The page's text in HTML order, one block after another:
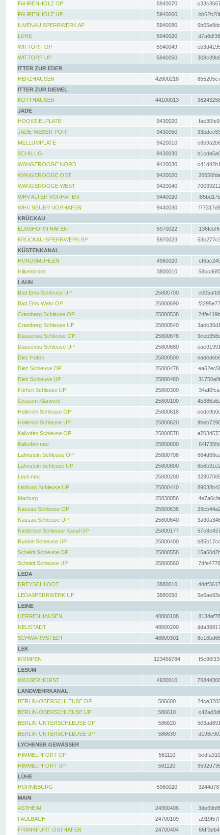
FAHRENHOLZ OP
5940070
FAHRENHOLZ UP
5940060
ILMENAU SPERRWERK AP
5940080
LÜNE
5940020
WITTORF OP
5940049
WITTORF UP
5940050
ITTER ZUR EDER
HERZHAUSEN
42800218
ITTER ZUR DIEMEL
KOTTHAUSEN
44100013
JADE
HOOKSIELPLATE
9430020
JADE-WESER-PORT
9430050
MELLUMPLATE
9420010
SCHILLIG
9430030
WANGEROOGE NORD
9420030
WANGEROOGE OST
9420020
WANGEROOGE WEST
9420040
WHV ALTER VORHAFEN
9440020
WHV NEUER VORHAFEN
9440030
KRÜCKAU
ELMSHORN HAFEN
5970022
KRÜCKAU-SPERRWERK BP
5970023
KÜSTENKANAL
HUNDSMÜHLEN
4960020
Hilkenbrook
3800010
LAHN
Bad Ems Schleuse UP
25800700
Bad Ems Wehr OP
25800690
Cramberg Schleuse OP
25800538
Cramberg Schleuse UP
25800540
Dausenau Schleuse OP
25800678
Dausenau Schleuse UP
25800680
Diez Hafen
25800500
Diez Schleuse OP
25800478
Diez Schleuse UP
25800480
Fürfurt Schleuse UP
25800300
Giessen Klärwerk
25800100
Hollerich Schleuse OP
25800618
Hollerich Schleuse UP
25800620
Kalkofen Schleuse OP
25800578
Kalkofen neu
25800600
Lahnstein Schleuse OP
25800798
Lahnstein Schleuse UP
25800800
Leun neu
25800200
Limburg Schleuse UP
25800440
Marburg
25830056
Nassau Schleuse OP
25800638
Nassau Schleuse UP
25800640
Niederbiel Schleuse Kanal OP
25800177
Runkel Schleuse UP
25800400
Scheidt Schleuse OP
25800558
Scheidt Schleuse UP
25800560
LEDA
DREYSCHLOOT
3880010
LEDASPERRWERK UP
3880050
LEINE
HERRENHAUSEN
48800108
NEUSTADT
48800200
SCHWARMSTEDT
48800301
LEK
KRIMPEN
123456784
LESUM
WASSERHORST
4930010
LANDWEHRKANAL
BERLIN-OBERSCHLEUSE OP
586600
BERLIN-OBERSCHLEUSE UP
586610
BERLIN-UNTERSCHLEUSE OP
586620
BERLIN-UNTERSCHLEUSE UP
586630
LYCHENER GEWÄSSER
HIMMELPFORT OP
581110
HIMMELPFORT UP
581120
LÜHE
HORNEBURG
5960020
MAIN
ASTHEIM
24300406
FAULBACH
24700109
FRANKFURT OSTHAFEN
24700404